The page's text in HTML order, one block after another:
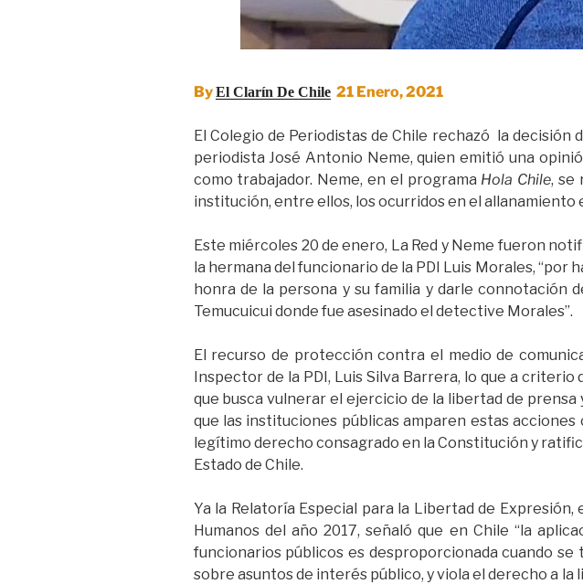
ByEl Clarín De Chile21 Enero, 2021
El Colegio de Periodistas de Chile rechazó la
periodista José Antonio Neme, quien emitió una
como trabajador. Neme, en el programa Hola Chile, se
institución, entre ellos, los ocurridos en el allanamiento
Este miércoles 20 de enero, La Red y Neme fueron
la hermana del funcionario de la PDI Luis Morales,
honra de la persona y su familia y darle
Temucuicui donde fue asesinado el detective Morales”.
El recurso de protección contra el medio de
Inspector de la PDI, Luis Silva Barrera, lo que a
que busca vulnerar el ejercicio de la libertad de
que las instituciones públicas amparen estas
legítimo derecho consagrado en la Constitución y
Estado de Chile.
Ya la Relatoría Especial para la Libertad de
Humanos del año 2017, señaló que en Chile “la
funcionarios públicos es desproporcionada cuando
sobre asuntos de interés público, y viola el derecho a la